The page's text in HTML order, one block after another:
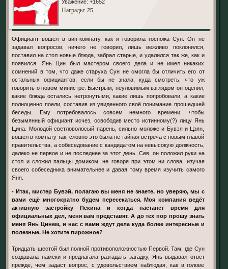
Уважение: +1652
Награды: 25
Официант вошёл в вип-комнату, как и говорила госпожа Сун. Он не
задавал вопросов, ничего не говорил, лишь вежливо поклонился,
поставил на стол новые блюда, забрал старые, и удалился так же, как и
появился. Янь Цин был мастером своего дела и не имел никаких
сомнений в том, что даже старуха Сун не смогла бы отличить его от
остальных официантов, если бы не знала, куда смотреть, что уж
говорить о новом министре. Быстрым, неуловимым взглядом он оценил,
какие блюда остались нетронутыми, какие лишь попробовали, а какие
полноценно поели, составив из увиденного своё понимание прошедшей
беседы. Ему потребовалось совсем немного времени, чтобы
безымянный официант исчез, освободив место истинному(?) лицу Янь
Цина. Молодой светловолосый парень, сильно моложе и Бувэя и Цзян,
вошёл в комнату так, словно это была не тайная встреча с новым главой
правительства, а собеседование с кандидатом на невысокую должность,
далеко не первое и не последнее за этот день. Сев, он положил руки на
стол и сложил пальцы домиком, не говоря при этом ни слова, изучая
своего собеседника внимательнее и давая тому время изучить самого
Яня.
- Итак, мистер Бувэй, полагаю вы меня не знаете, но уверяю, мы с
вами ещё многократно будем пересекаться. Моя компания ведёт
активную застройку Пекина и когда настанет время для
официальных дел, меня вам представят. А до тех пор прошу знать
меня Янь Цинем, и нас с вами ждут дела куда более интересные и
полезные. Не хотите пирожное?
Тридцать шестой был полной противоположностью Первой. Там, где Сун
создавала намёки и предлагала разгадать загадку, Янь выдавал ответ
прежде, чем задаст вопрос, с удовольствием наблюдая, как в голове